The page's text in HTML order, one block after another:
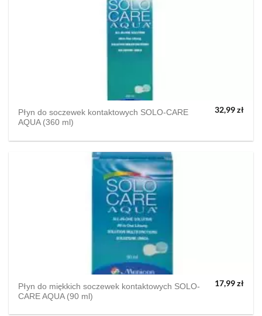
Płyn do soczewek kontaktowych SOLO-CARE
AQUA (360 ml)
32,99zł
Płyn do miękkich soczewek kontaktowych SOLO-
CARE AQUA (90 ml)
17,99zł